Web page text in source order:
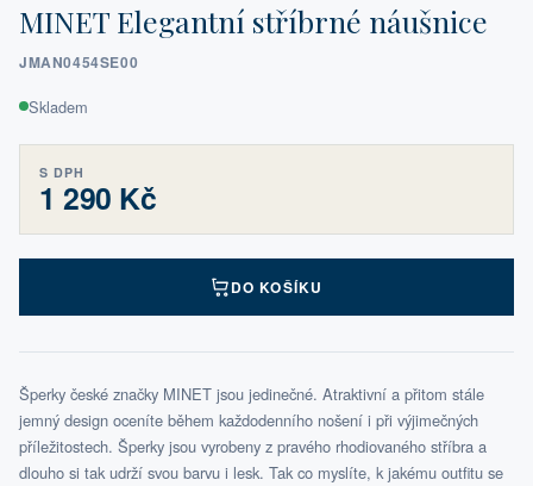
MINET Elegantní stříbrné náušnice
JMAN0454SE00
Skladem
S DPH
1 290 Kč
DO KOŠÍKU
Šperky české značky MINET jsou jedinečné. Atraktivní a přitom stále
jemný design oceníte během každodenního nošení i při výjimečných
příležitostech. Šperky jsou vyrobeny z pravého rhodiovaného stříbra a
dlouho si tak udrží svou barvu i lesk. Tak co myslíte, k jakému outfitu se